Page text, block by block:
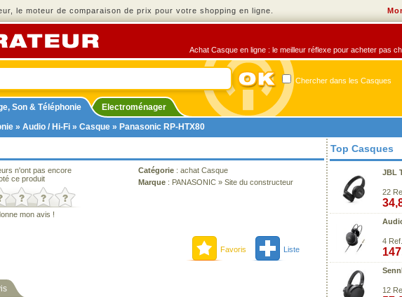
le moteur de comparaison de prix pour votre shopping en ligne.
Achat Casque en ligne : le meilleur réflexe pour acheter pas
Chercher dans les Casques
Son & Téléphonie
Electroménager
» Audio / Hi-Fi » Casque » Panasonic RP-HTX80
n'ont pas encore
ce produit
mon avis !
Catégorie : achat Casque
Marque : PANASONIC » Site du constructeur
Favoris Liste
Top Casques
JBL
22
4 Ref.
12